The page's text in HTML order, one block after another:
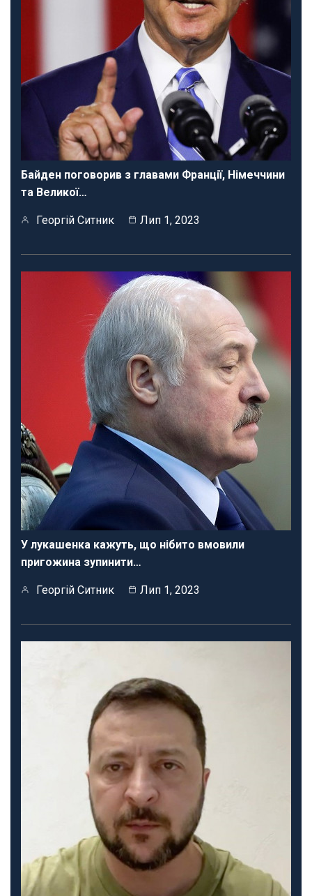
Байден поговорив з главами Франції, Німеччини
та Великої…
Георгій Ситник Лип 1, 2023
У лукашенка кажуть, що нібито вмовили
пригожина зупинити…
Георгій Ситник Лип 1, 2023